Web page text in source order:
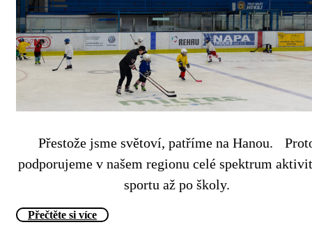
Přestože jsme světoví, patříme na Hanou.
podporujeme v našem regionu celé spektrum
sportu až po školy.
Přečtěte si více